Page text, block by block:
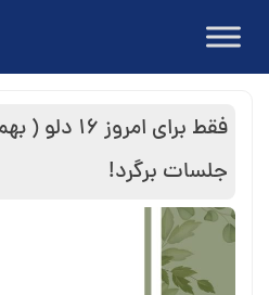
content
فقط برای
جلسات برگرد!